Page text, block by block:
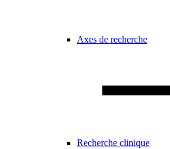
Axes de recherche
Recherche clinique